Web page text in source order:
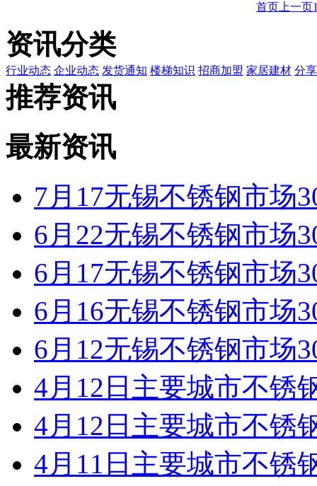
首页 上一页
资讯分类
行业动态 企业动态 发货通知 楼梯知识 招商加盟 家居建材 分
推荐资讯
最新资讯
7月17无锡不锈钢市场
6月22无锡不锈钢市场
6月17无锡不锈钢市场
6月16无锡不锈钢市场
6月12无锡不锈钢市场
4月12日主要城市不锈
4月12日主要城市不锈
4月11日主要城市不锈